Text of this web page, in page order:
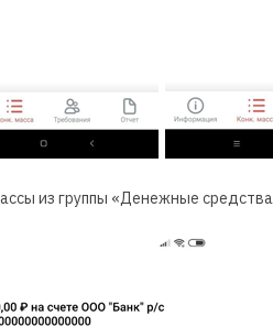
из группы «Денежные